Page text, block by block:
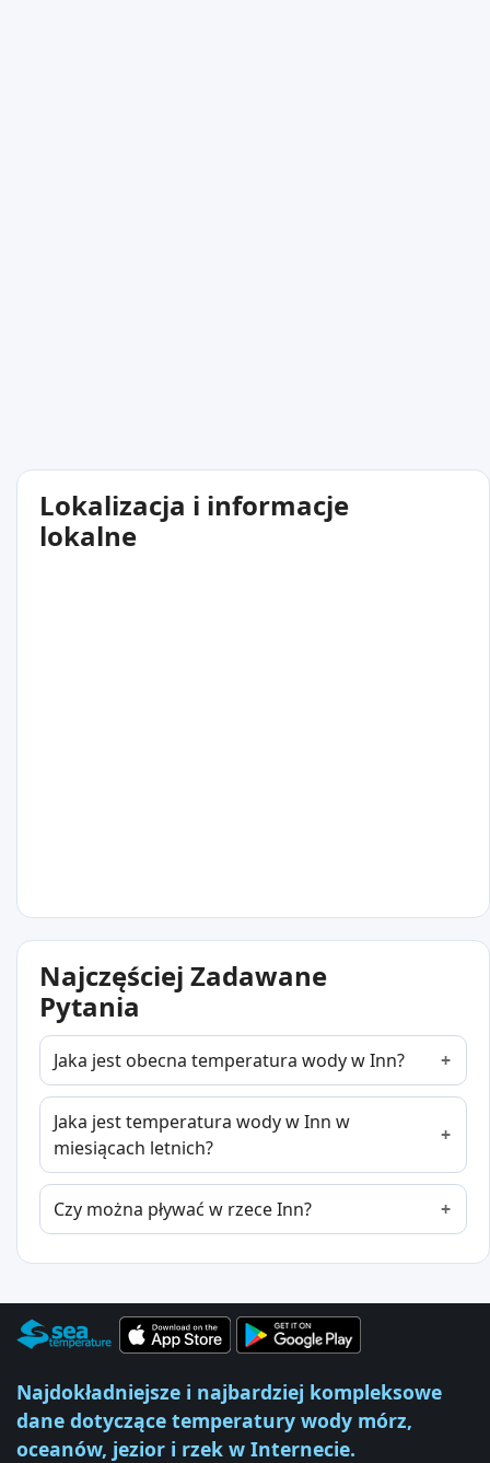
Lokalizacja i informacje
lokalne
Najczęściej Zadawane
Pytania
Jaka jest obecna temperatura wody w Inn?
Jaka jest temperatura wody w Inn w
miesiącach letnich?
Czy można pływać w rzece Inn?
Najdokładniejsze i najbardziej kompleksowe
dane dotyczące temperatury wody mórz,
oceanów, jezior i rzek w Internecie.